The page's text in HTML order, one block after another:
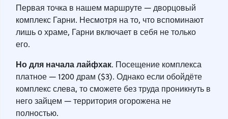
Первая точка в нашем маршруте — дворцовый
комплекс Гарни. Несмотря на то, что вспоминают
лишь о храме, Гарни включает в себя не только
его.
Но для начала лайфхак. Посещение комплекса
платное — 1200 драм ($3). Однако если обойдёте
комплекс слева, то сможете без труда проникнуть в
него зайцем — территория огорожена не
полностью.